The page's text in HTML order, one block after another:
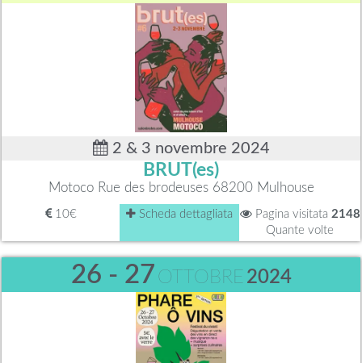
2 & 3 novembre 2024
BRUT(es)
Motoco Rue des brodeuses 68200 Mulhouse
10€ Scheda dettagliata Pagina visitata 2148
Quante volte
26 - 27 OTTOBRE 2024